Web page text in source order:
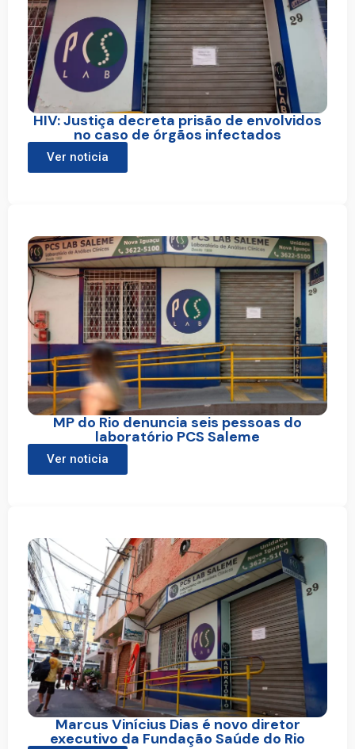
HIV: Justiça decreta prisão de envolvidos
no caso de órgãos infectados
Ver noticia
MP do Rio denuncia seis pessoas do
laboratório PCS Saleme
Ver noticia
Marcus Vinícius Dias é novo diretor
executivo da Fundação Saúde do Rio